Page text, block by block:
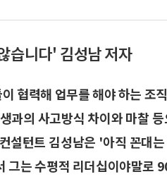
습니다' 김성남 저자
협력해 업무를 해야 하는 조
과의 사고방식 차이와 마찰
설턴트 김성남은 '아직 꼰대
그는 수평적 리더십이야말로